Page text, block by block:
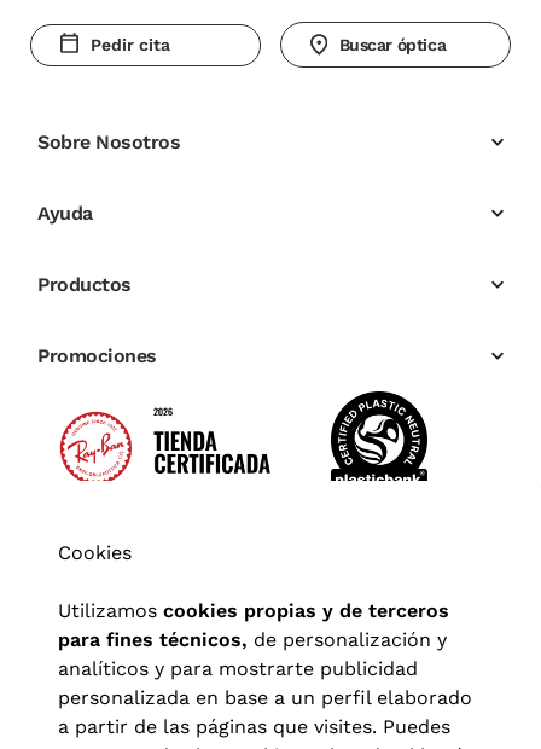
Pedir cita Buscar óptica
Sobre Nosotros
Ayuda
Productos
Promociones
Cookies
Utilizamos cookies propias y de terceros
para fines técnicos, de personalización y
analíticos y para mostrarte publicidad
personalizada en base a un perfil elaborado
a partir de las páginas que visites. Puedes